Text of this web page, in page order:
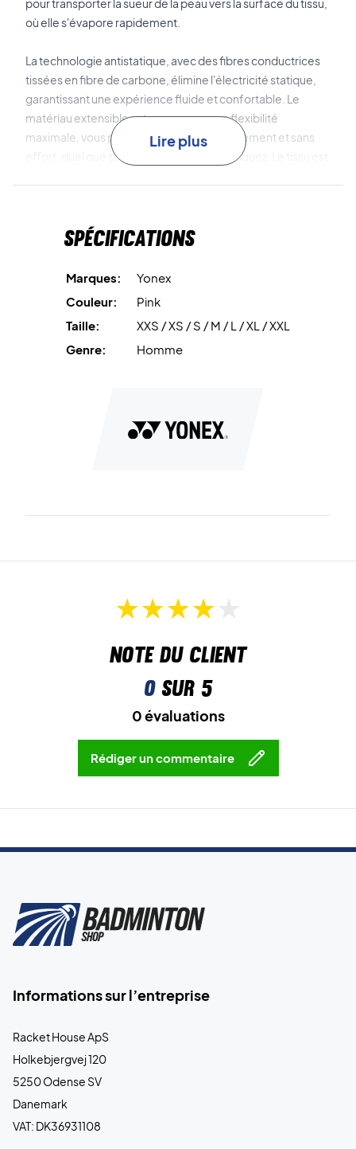
pour transporter la sueur de la peau vers la surface du tissu,
où elle s'évapore rapidement.
La technologie antistatique, avec des fibres conductrices
tissées en fibre de carbone, élimine l'électricité statique,
garantissant une expérience fluide et confortable. Le
matériau extensible est conçu pour une flexibilité
maximale, vous permettant de bouger librement et sans
effort, quel que soit le sport que vous pratiquez. Le tissu est
Parfait pour rester concentré et donner le meilleur de vous-
Matériau : 100 % polyester.
Lire plus
Spécifications
Marques:
Yonex
Couleur:
Pink
Taille:
XXS / XS / S / M / L / XL / XXL
Genre:
Homme
Note du client
0sur 5
0 évaluations
Rédiger un commentaire
Informations sur l’entreprise
Racket House ApS
Holkebjergvej 120
5250 Odense SV
Danemark
VAT: DK36931108